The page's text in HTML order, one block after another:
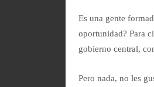
Es una gente
oportunidad? Para
gobierno central,
Pero nada, no les